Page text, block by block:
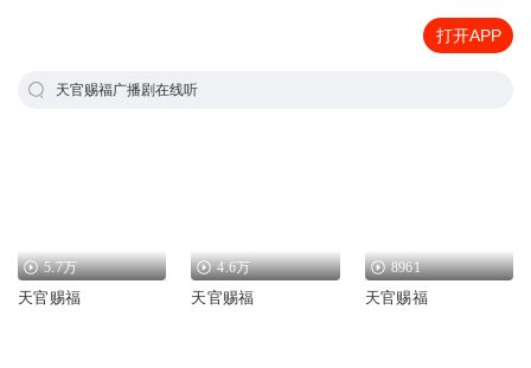
打开APP
天官赐福广播剧在线听
5.7万
天官赐福
4.6万
天官赐福
8961
天官赐福